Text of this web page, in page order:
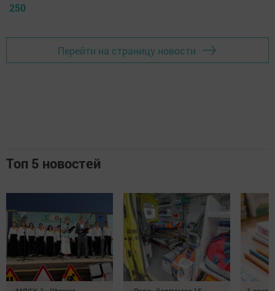
250
Перейти на страницу новости
Топ 5 новостей